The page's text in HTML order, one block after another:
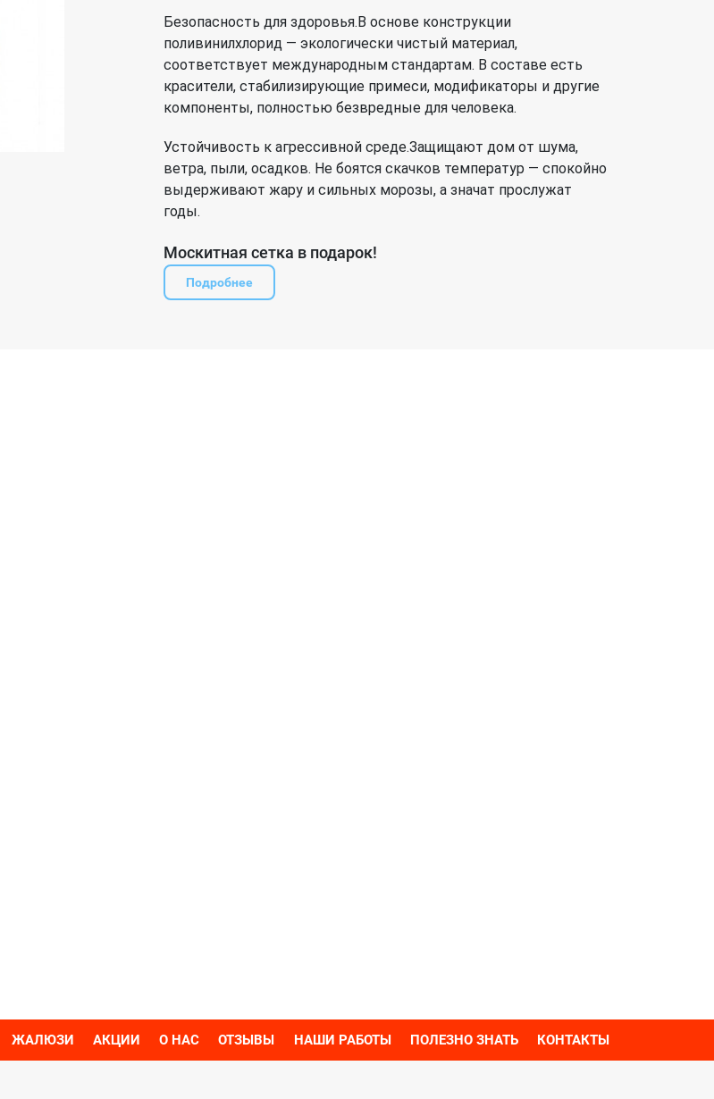
Безопасность для здоровья.В основе конструкции
поливинилхлорид — экологически чистый материал,
соответствует международным стандартам. В составе есть
красители, стабилизирующие примеси, модификаторы и другие
компоненты, полностью безвредные для человека.
Устойчивость к агрессивной среде.Защищают дом от шума,
ветра, пыли, осадков. Не боятся скачков температур — спокойно
выдерживают жару и сильных морозы, а значат прослужат
годы.
Москитная сетка в подарок!
Подробнее
ЖАЛЮЗИ АКЦИИ О НАС ОТЗЫВЫ НАШИ РАБОТЫ ПОЛЕЗНО ЗНАТЬ КОНТАКТЫ